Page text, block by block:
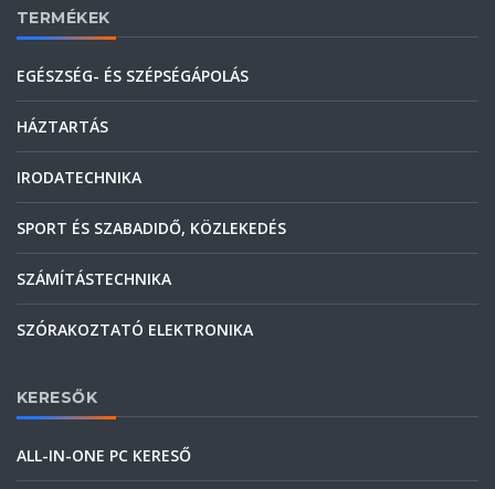
TERMÉKEK
EGÉSZSÉG- ÉS SZÉPSÉGÁPOLÁS
HÁZTARTÁS
IRODATECHNIKA
SPORT ÉS SZABADIDŐ, KÖZLEKEDÉS
SZÁMÍTÁSTECHNIKA
SZÓRAKOZTATÓ ELEKTRONIKA
KERESŐK
ALL-IN-ONE PC KERESŐ